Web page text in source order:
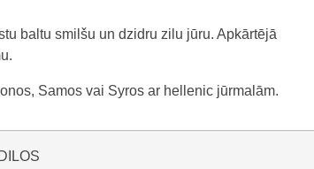
baltu smilšu un dzidru zilu jūru. Apkārtējā
Samos vai Syros ar hellenic jūrmalām.